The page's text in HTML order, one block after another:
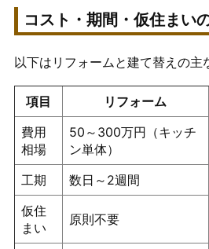
コスト・期間・仮住まい
以下はリフォームと建て替えの主
項目 リフォーム
費用
相場
50～300万円（キッチ
ン単体）
工期
数日～2週間
仮住
まい
原則不要